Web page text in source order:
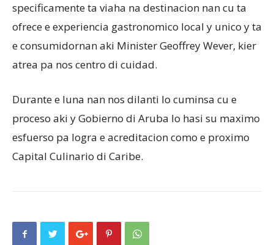
specificamente ta viaha na destinacion nan cu ta
ofrece e experiencia gastronomico local y unico y ta
e consumidornan aki Minister Geoffrey Wever, kier
atrea pa nos centro di cuidad.
Durante e luna nan nos dilanti lo cuminsa cu e
proceso aki y Gobierno di Aruba lo hasi su maximo
esfuerso pa logra e acreditacion como e proximo
Capital Culinario di Caribe.